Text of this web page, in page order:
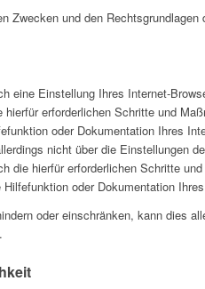
Zwecken und den
eine Einstellung Ihres Internet-
erforderlichen Schritte und
oder Dokumentation Ihres
nicht über die Einstellungen
die hierfür erforderlichen Schritte
oder Dokumentation
oder einschränken, kann dies